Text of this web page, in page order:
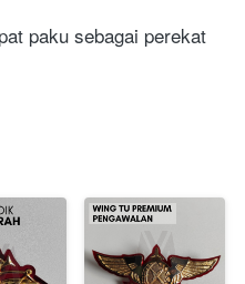
paku sebagai perekat